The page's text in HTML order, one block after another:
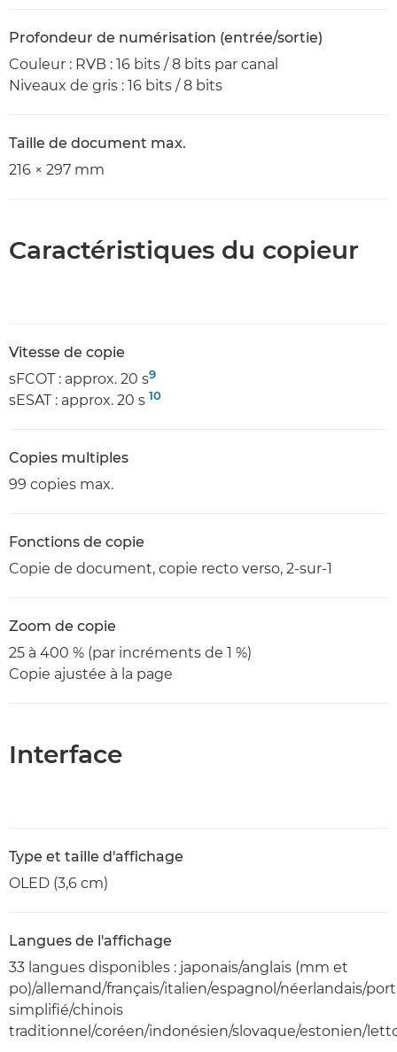
Profondeur de numérisation (entrée/sortie)
Couleur : RVB : 16 bits / 8 bits par canal
Niveaux de gris : 16 bits / 8 bits
Taille de document max.
216 × 297 mm
Caractéristiques du copieur
Vitesse de copie
sFCOT : approx. 20 s9
sESAT : approx. 20 s 10
Copies multiples
99 copies max.
Fonctions de copie
Copie de document, copie recto verso, 2-sur-1
Zoom de copie
25 à 400 % (par incréments de 1 %)
Copie ajustée à la page
Interface
Type et taille d'affichage
OLED (3,6 cm)
Langues de l'affichage
33 langues disponibles : japonais/anglais (mm et
po)/allemand/français/italien/espagnol/néerlandais/
simplifié/chinois
traditionnel/coréen/indonésien/slovaque/estonien/